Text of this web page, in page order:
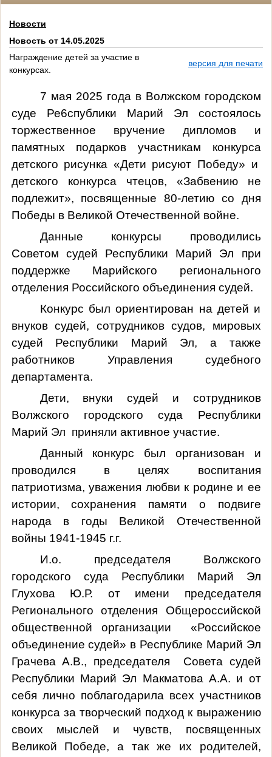
Новости
Новость от 14.05.2025
Награждение детей за участие в
конкурсах.
версия для печати
7 мая 2025 года в Волжском городском
суде Ре6спублики Марий Эл состоялось
торжественное вручение дипломов и
памятных подарков участникам конкурса
детского рисунка «Дети рисуют Победу» и
детского конкурса чтецов, «Забвению не
подлежит», посвященные 80-летию со дня
Победы в Великой Отечественной войне.
Данные конкурсы проводились
Советом судей Республики Марий Эл при
поддержке Марийского регионального
отделения Российского объединения судей.
Конкурс был ориентирован на детей и
внуков судей, сотрудников судов, мировых
судей Республики Марий Эл, а также
работников Управления судебного
департамента.
Дети, внуки судей и сотрудников
Волжского городского суда Республики
Марий Эл приняли активное участие.
Данный конкурс был организован и
проводился в целях воспитания
патриотизма, уважения любви к родине и ее
истории, сохранения памяти о подвиге
народа в годы Великой Отечественной
войны 1941-1945 г.г.
И.о. председателя Волжского
городского суда Республики Марий Эл
Глухова Ю.Р. от имени председателя
Регионального отделения Общероссийской
общественной организации
«Российское
объединение судей» в Республике Марий Эл
Грачева А.В., председателя
Совета судей
Республики Марий Эл Макматова А.А. и от
себя лично поблагодарила всех участников
конкурса за творческий подход к выражению
своих мыслей и чувств, посвященных
Великой Победе, а так же их родителей,